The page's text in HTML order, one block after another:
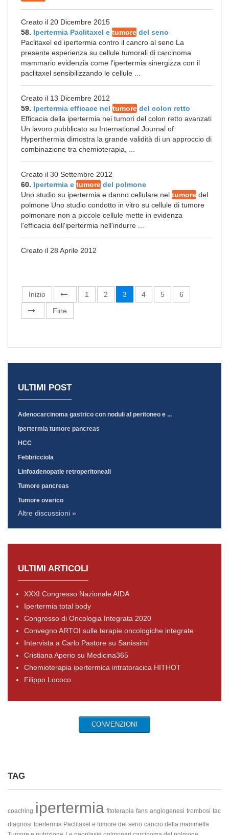
Creato il 20 Dicembre 2015
58. Ipertermia Paclitaxel e tumore del seno
Paclitaxel ed ipertermia contro il cancro al seno La
presente esperienza su cellule tumorali di carcinoma
mammario evidenzia come l'ipertermia sinergizza con il
paclitaxel sensibilizzando le cellule ...
Creato il 13 Dicembre 2012
59. Ipertermia efficace nel tumore del colon retto
Efficacia della ipertermia nei tumori del colon retto avanzati
Un lavoro pubblicato su International Journal of
Hyperthermia dimostra la grande validità di un approccio di
combinazione tra chemioterapia, ...
Creato il 30 Settembre 2012
60. Ipertermia e tumore del polmone
Uno studio su ipertermia e danno cellulare nel tumore del
polmone Uno studio condotto in vitro su cellule di tumore
polmonare non a piccole cellule mette in evidenza
l'efficacia dell'ipertermia nell'indurre ...
Creato il 28 Aprile 2012
Inizio 1 2 3 4 5
6
Fine
ULTIMI POST
Adenocarcinoma gastrico con noduli al peritoneo e ...
Ipertermia tumore pancreas
HCC
Febbricciola
Linfoadenopatie retroperitoneali
Tumore pancreas
Tumore ovarico
Altre discussioni »
ULTIMI ARTICOLI
XXXI Congresso Nazionale AIDA
Ipertermia total body
Congresso di Oncologia Integrata 2020
Convegno ARTOI sulle terapie oncologiche integrate
Intervista a Carlo Pastore su Sanissimi
Cristiana Aperio su Medicina365
Chemioterapia ipertermica intratoracica HITHOT
Filippo Lococo
CONVENZIONI
TAG
coaching ipertermia fitoterapia fans angiogenesi trombosi tac
diagnosi Ipertermia Paclitaxel e tumore del seno cancro della mammella